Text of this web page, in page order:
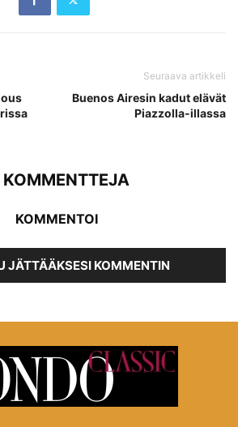
Seuraava artikkeli
Buenos Airesin kadut elävät
Piazzolla-illassa
KOMMENTTEJA
KOMMENTOI
JÄTTÄÄKSESI KOMMENTIN